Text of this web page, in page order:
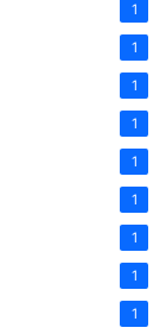
1
1
1
1
1
1
1
1
1